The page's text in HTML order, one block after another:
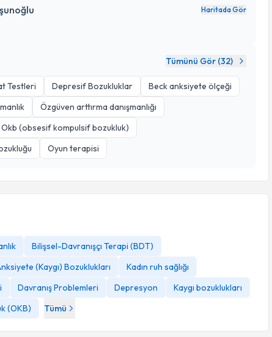
Haritada Gör
Tümünü Gör (32)
Testleri Depresif Bozukluklar
Beck anksiyete ölçeği
Özgüven arttırma danışmanlığı
Okb (obsesif kompulsif bozukluk)
Oyun terapisi
Bilişsel-Davranışçı Terapi (BDT)
(Kaygı) Bozuklukları
Kadın ruh sağlığı
Davranış Problemleri Depresyon
Kaygı bozuklukları
(OKB)
Tümü